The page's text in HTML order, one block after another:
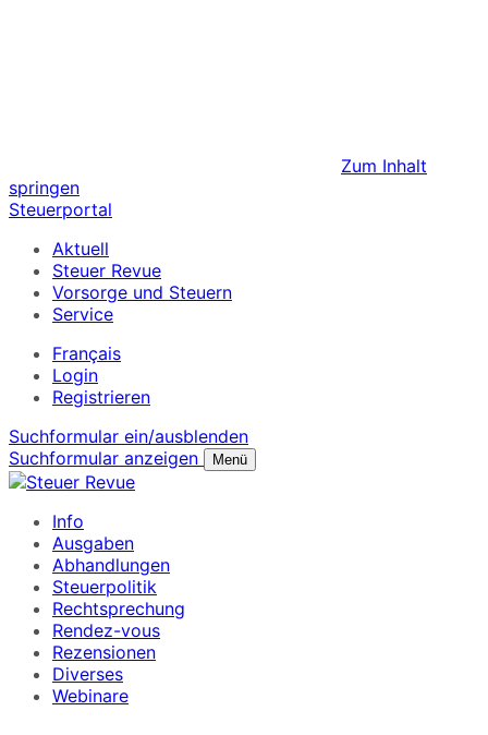
Zum Inhalt
springen
Steuerportal
Aktuell
Steuer Revue
Vorsorge und Steuern
Service
Français
Login
Registrieren
Suchformular ein/ausblenden
Suchformular anzeigen
Menü
Info
Ausgaben
Abhandlungen
Steuerpolitik
Rechtsprechung
Rendez-vous
Rezensionen
Diverses
Webinare